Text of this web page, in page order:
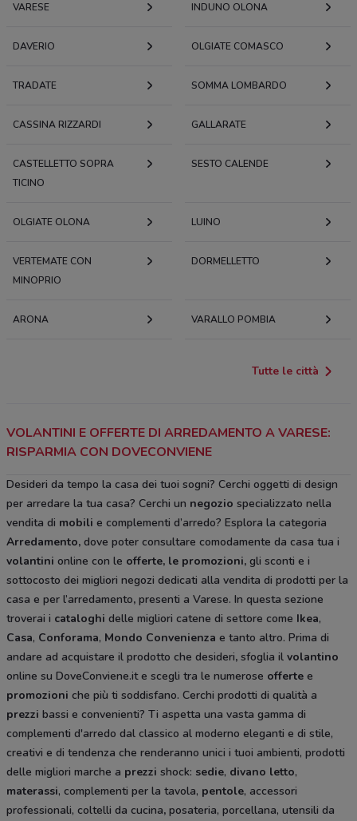
VARESE INDUNO OLONA
DAVERIO OLGIATE COMASCO
TRADATE SOMMA LOMBARDO
CASSINA RIZZARDI GALLARATE
CASTELLETTO SOPRA
TICINO
SESTO CALENDE
OLGIATE OLONA LUINO
VERTEMATE CON
MINOPRIO
DORMELLETTO
ARONA VARALLO POMBIA
Tutte le città
VOLANTINI E OFFERTE DI ARREDAMENTO A VARESE:
RISPARMIA CON DOVECONVIENE
Desideri da tempo la casa dei tuoi sogni? Cerchi oggetti di design
per arredare la tua casa? Cerchi un negozio specializzato nella
vendita di mobili e complementi d’arredo? Esplora la categoria
Arredamento, dove poter consultare comodamente da casa tua i
volantini online con le offerte, le promozioni, gli sconti e i
sottocosto dei migliori negozi dedicati alla vendita di prodotti per la
casa e per l’arredamento, presenti a Varese. In questa sezione
troverai i cataloghi delle migliori catene di settore come Ikea,
Casa, Conforama, Mondo Convenienza e tanto altro. Prima di
andare ad acquistare il prodotto che desideri, sfoglia il volantino
online su DoveConviene.it e scegli tra le numerose offerte e
promozioni che più ti soddisfano. Cerchi prodotti di qualità a
prezzi bassi e convenienti? Ti aspetta una vasta gamma di
complementi d'arredo dal classico al moderno eleganti e di stile,
creativi e di tendenza che renderanno unici i tuoi ambienti, prodotti
delle migliori marche a prezzi shock: sedie, divano letto,
materassi, complementi per la tavola, pentole, accessori
professionali, coltelli da cucina, posateria, porcellana, utensili da